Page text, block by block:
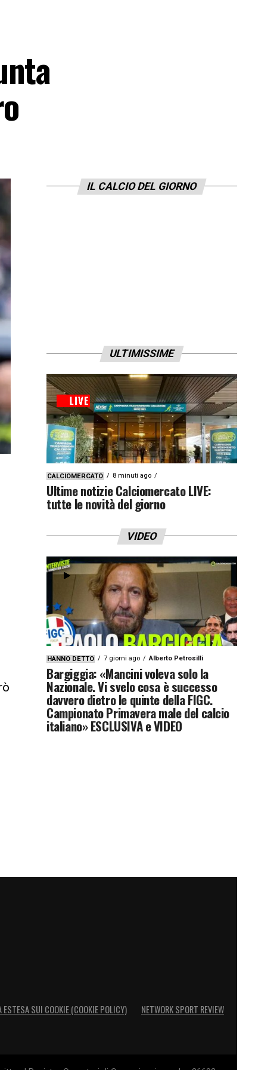
IL CALCIO DEL GIORNO
ULTIMISSIME
CALCIOMERCATO 8 minuti ago
Ultime notizie Calciomercato LIVE:
tutte le novità del giorno
VIDEO
HANNO DETTO 7 giorni ago Alberto Petrosilli
Bargiggia: «Mancini voleva solo la
Nazionale. Vi svelo cosa è successo
davvero dietro le quinte della FIGC.
Campionato Primavera male del calcio
italiano» ESCLUSIVA e VIDEO
ESTESA SUI COOKIE (COOKIE POLICY) NETWORK SPORT REVIEW